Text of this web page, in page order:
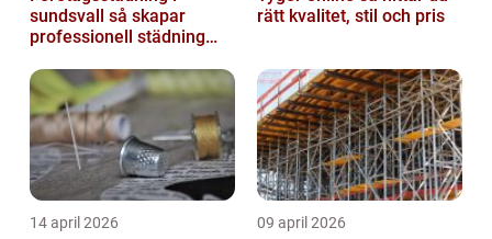
sundsvall så skapar
professionell städning
starkare varum...
rätt kvalitet, stil och pris
14 april 2026 09 april 2026